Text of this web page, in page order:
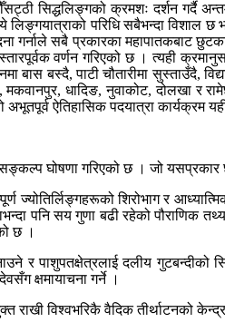
सिद्धलिङ्गको क्रमशः दर्शन गर्दै
लिङ्गयात्राको परिधि सबैभन्दा
गर्नाले सबै प्रकारका महापातकबाट
वर्णन गरिएको छ । त्यही
पाटी चौतारीमा सुस्ताउँदै,
धादिङ, नुवाकोट, दोलखा र
ऐतिहासिक पदयात्रा कार्यक्रम
सङ्कल्प घोषणा गरिएको छ । जो
शिरोभाग र
पनि सय गुणा बढी रहेको पौराणिक
छ ।
र पाशुपतक्षेत्रलाई दलीय गुटबन्दीको
क्षमायाचना गर्ने ।
विश्वभरिकै वैदिक तीर्थाटनको